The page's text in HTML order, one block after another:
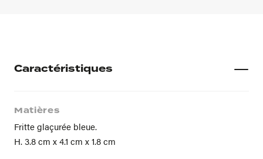
Caractéristiques
Matières
Fritte glaçurée bleue.
H. 3.8 cm x 4.1 cm x 1.8 cm